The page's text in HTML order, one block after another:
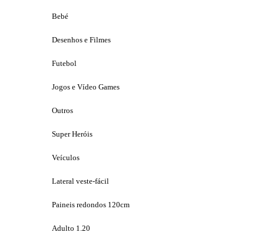
Bebé
Desenhos e Filmes
Futebol
Jogos e Vídeo Games
Outros
Super Heróis
Veículos
Lateral veste-fácil
Paineis redondos 120cm
Adulto 1.20